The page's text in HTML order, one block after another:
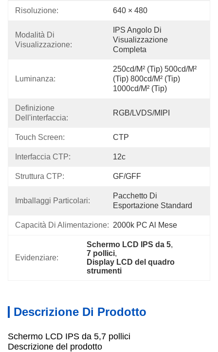
Risoluzione: 640 × 480
Modalità Di
Visualizzazione:
IPS Angolo Di
Visualizzazione
Completa
Luminanza:
250cd/m² (tip) 500cd/m²
(tip) 800cd/m² (tip)
1000cd/m² (tip)
Definizione
Dell'interfaccia:
RGB/LVDS/MIPI
Touch Screen: CTP
Interfaccia CTP: 12c
Struttura CTP: GF/GFF
Imballaggi Particolari:
Pacchetto Di
Esportazione Standard
Capacità Di Alimentazione: 2000k PC Al Mese
Evidenziare:
Schermo LCD IPS da 5,
7 pollici,
Display LCD del quadro
strumenti
Descrizione Di Prodotto
Schermo LCD IPS da 5,7 pollici
Descrizione del prodotto